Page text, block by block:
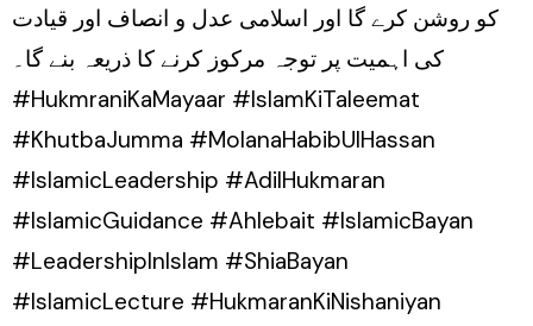
کو روشن کرے گا اور اسلامی عدل و انصاف اور قیادت
کی اہمیت پر توجہ مرکوز کرنے کا ذریعہ بنے گا۔
#HukmraniKaMayaar #IslamKiTaleemat
#KhutbaJumma #MolanaHabibUlHassan
#IslamicLeadership #AdilHukmaran
#IslamicGuidance #Ahlebait #IslamicBayan
#LeadershipInIslam #ShiaBayan
#IslamicLecture #HukmaranKiNishaniyan